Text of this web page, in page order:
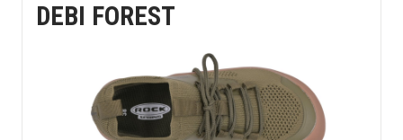
DEBI FOREST